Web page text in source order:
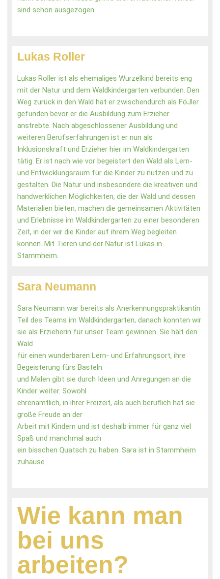
sind schon ausgezogen.
Lukas Roller
Lukas Roller ist als ehemaliges Wurzelkind bereits eng
mit der Natur und dem Waldkindergarten verbunden. Den
Weg zurück in den Wald hat er zwischendurch als FöJler
gefunden bevor er die Ausbildung zum Erzieher
anstrebte. Nach abgeschlossener Ausbildung und
weiteren Berufserfahrungen ist er nun als
Inklusionskraft und Erzieher hier im Waldkindergarten
tätig. Er ist nach wie vor begeistert den Wald als Lern-
und Entwicklungsraum für die Kinder zu nutzen und zu
gestalten. Die Natur und insbesondere die kreativen und
handwerklichen Möglichkeiten, die der Wald und dessen
Materialien bieten, machen die gemeinsamen Aktivitäten
und Erlebnisse im Waldkindergarten zu einer besonderen
Zeit, in der wir die Kinder auf ihrem Weg begleiten
können. Mit Tieren und der Natur ist Lukas in
Stammheim.
Sara Neumann
Sara Neumann war bereits als Anerkennungspraktikantin
Teil des Teams im Waldkindergarten, danach konnten wir
sie als Erzieherin für unser Team gewinnen. Sie hält den
Wald
für einen wunderbaren Lern- und Erfahrungsort, ihre
Begeisterung fürs Basteln
und Malen gibt sie durch Ideen und Anregungen an die
Kinder weiter. Sowohl
ehrenamtlich, in ihrer Freizeit, als auch beruflich hat sie
große Freude an der
Arbeit mit Kindern und ist deshalb immer für ganz viel
Spaß und manchmal auch
ein bisschen Quatsch zu haben. Sara ist in Stammheim
zuhause.
Wie kann man
bei uns
arbeiten?